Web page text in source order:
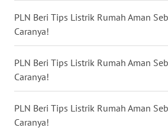
PLN Beri Tips Listrik Rumah Aman
Caranya!
PLN Beri Tips Listrik Rumah Aman
Caranya!
PLN Beri Tips Listrik Rumah Aman
Caranya!
WN
WN
JAMBI
WN